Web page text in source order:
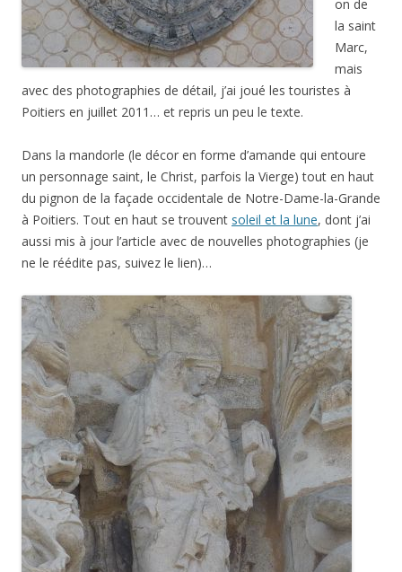
on de
la saint
Marc,
mais
avec des photographies de détail, j’ai joué les touristes à
Poitiers en juillet 2011… et repris un peu le texte.
Dans la mandorle (le décor en forme d’amande qui entoure
un personnage saint, le Christ, parfois la Vierge) tout en haut
du pignon de la façade occidentale de Notre-Dame-la-Grande
à Poitiers. Tout en haut se trouvent soleil et la lune, dont j’ai
aussi mis à jour l’article avec de nouvelles photographies (je
ne le réédite pas, suivez le lien)…